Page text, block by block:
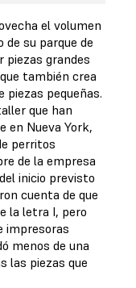
el volumen
su parque de
piezas grandes
también crea
piezas pequeñas.
que han
en Nueva York,
perritos
de la empresa
inicio previsto
cuenta de que
la letra I, pero
impresoras
menos de una
las piezas que